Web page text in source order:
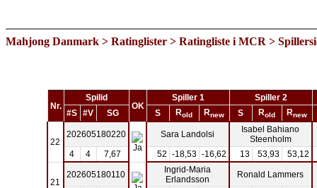
Mahjong Danmark > Ratinglister > Ratingliste i MCR >
Nr.
Spilid
OK
Spiller 1
Spiller 2
#S #V SG S Rold Rnew S Rold Rnew
22
202605180220 Sara Landolsi
Isabel Bahiano
Steenholm
4
4 7,67 52 -18,53 -16,62 13 53,93 53,12
21
202605180110
Ingrid-Maria
Erlandsson
Ronald Lammers